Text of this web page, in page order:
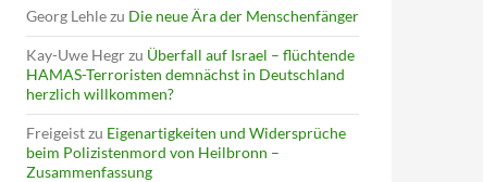
Georg Lehlezu Die neue Ära der Menschenfänger
Kay-Uwe Hegrzu Überfall auf Israel – flüchtende
HAMAS-Terroristen demnächst in Deutschland
herzlich willkommen?
Freigeistzu Eigenartigkeiten und Widersprüche
beim Polizistenmord von Heilbronn –
Zusammenfassung